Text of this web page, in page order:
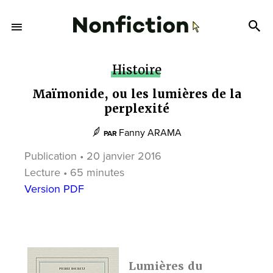
Histoire
Maïmonide, ou les lumières de la
perplexité
PAR Fanny ARAMA
Publication • 20 janvier 2016
Lecture • 65 minutes
Version PDF
Lumières du